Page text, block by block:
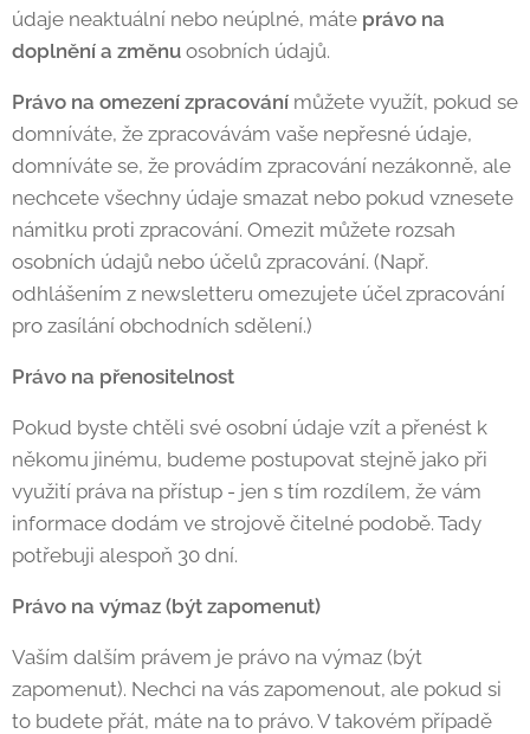
údaje neaktuální nebo neúplné, máte právo na
doplnění a změnu osobních údajů.
Právo na omezení zpracování můžete využít, pokud se
domníváte, že zpracovávám vaše nepřesné údaje,
domníváte se, že provádím zpracování nezákonně, ale
nechcete všechny údaje smazat nebo pokud vznesete
námitku proti zpracování. Omezit můžete rozsah
osobních údajů nebo účelů zpracování. (Např.
odhlášením z newsletteru omezujete účel zpracování
pro zasílání obchodních sdělení.)
Právo na přenositelnost
Pokud byste chtěli své osobní údaje vzít a přenést k
někomu jinému, budeme postupovat stejně jako při
využití práva na přístup - jen s tím rozdílem, že vám
informace dodám ve strojově čitelné podobě. Tady
potřebuji alespoň 30 dní.
Právo na výmaz (být zapomenut)
Vaším dalším právem je právo na výmaz (být
zapomenut). Nechci na vás zapomenout, ale pokud si
to budete přát, máte na to právo. V takovém případě